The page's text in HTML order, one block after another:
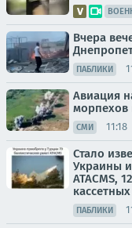
Вчера
ПАБЛИКИ
Авиация
морпехов
СМИ 11:18
Стало
Украины
ATACMS,
ПАБЛИКИ